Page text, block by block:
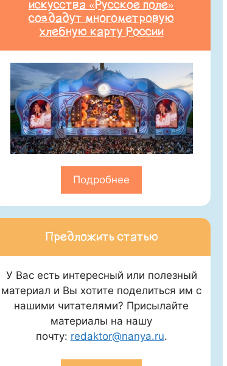
искусства «Русское поле»
создадут многометровую
хлебную карту России
Подробнее
Предложить статью
У Вас есть интересный или полезный
материал и Вы хотите поделиться им с
нашими читателями? Присылайте
материалы на нашу
почту: redaktor@nanya.ru.